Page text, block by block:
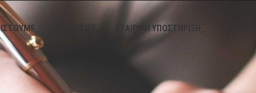
ΕΤΑΙΡΙΚΗ ΥΠΟΣΤΗΡΙΞΗ_